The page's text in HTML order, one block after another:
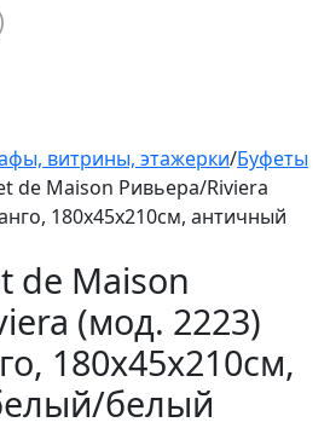
витрины, этажерки/Буфеты
de Maison Ривьера/Riviera
180х45х210см, античный
de Maison
(мод. 2223)
180х45х210см,
белый